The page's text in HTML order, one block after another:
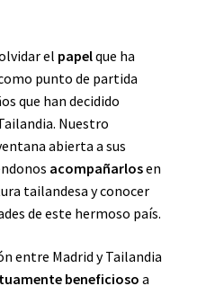
el papelque ha
punto de partida
que han decidido
Nuestro
abierta a sus
acompañarlosen
tailandesa y conocer
de este hermoso país.
entre Madrid y Tailandia
beneficioso a